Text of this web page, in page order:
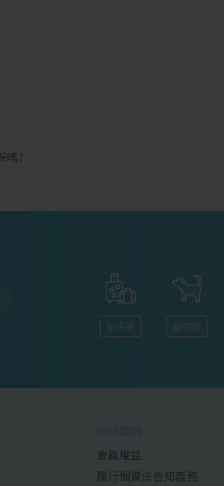
嗎?
旅平險 寵物險
網站聲明
會員權益
履行個資法告知義務